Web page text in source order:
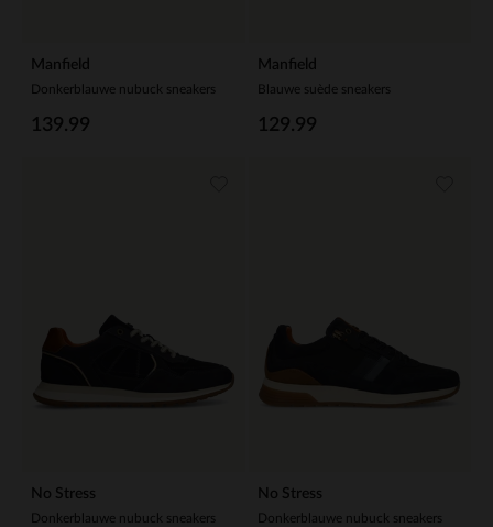
Manfield
Donkerblauwe nubuck sneakers
139.99
Manfield
Blauwe suède sneakers
129.99
No Stress
Donkerblauwe nubuck sneakers
No Stress
Donkerblauwe nubuck sneakers